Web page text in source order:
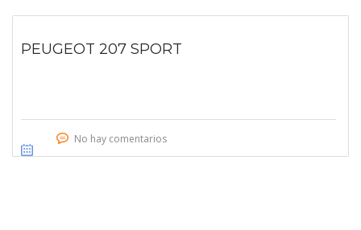
PEUGEOT 207 SPORT
No hay comentarios